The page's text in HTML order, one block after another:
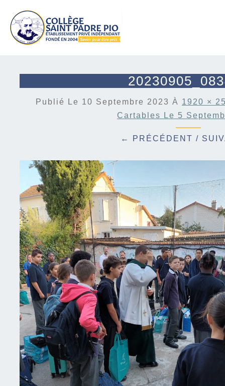
Publié Le 10 Septembre 2023 À 1920 ×
Cartables Le 5
← PRÉCÉDENT /